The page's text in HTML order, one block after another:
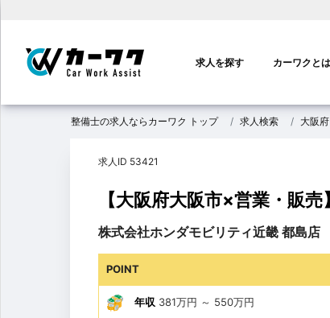
ン
ビ
ゲ
ン
求人を探す カーワクとは
整備士の求人ならカーワク トップ 求人検索 大阪府
求人ID 53421
【大阪府大阪市×営業・販
株式会社ホンダモビリティ近畿 都島店
POINT
年収 381万円 ～ 550万円